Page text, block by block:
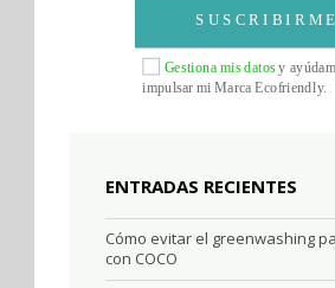
Gestiona mis datosy
impulsar mi Marca Ecofriendly.
SUSCRIBIRME
ENTRADAS RECIENTES
Cómo evitar el greenwashing
con COCO